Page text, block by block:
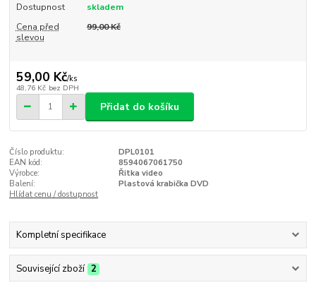
Dostupnost
skladem
Cena před
slevou
99,00 Kč
59,00 Kč/ks
48,76 Kč bez DPH
Přidat do košíku
Číslo produktu:
DPL0101
EAN kód:
8594067061750
Výrobce:
Řitka video
Balení:
Plastová krabička DVD
Hlídat cenu / dostupnost
Kompletní specifikace
Související zboží 2